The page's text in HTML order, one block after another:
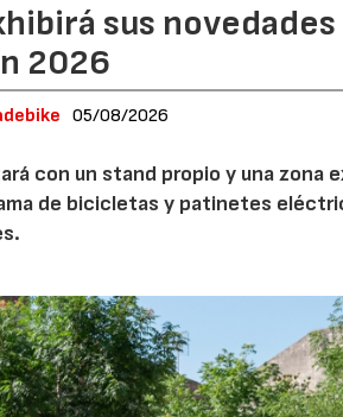
sus
2026
05/08/2026
con un stand propio y una
de bicicletas y patinetes